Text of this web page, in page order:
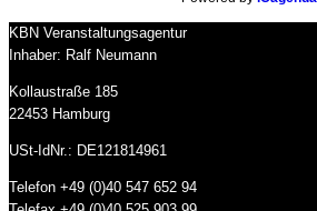
KBN Veranstaltungsagentur
Inhaber: Ralf Neumann
Kollaustraße 185
22453 Hamburg
USt-IdNr.: DE121814961
Telefon +49 (0)40 547 652 94